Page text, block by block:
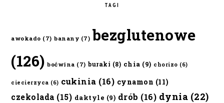
TAGI
awokado (7) banany (7) bezglutenowe
(126) boćwina (7) buraki (8) chia (9) chorizo (6)
ciecierzyca (6) cukinia (16) cynamon (11)
czekolada (15) daktyle (9) drób (16) dynia (22)